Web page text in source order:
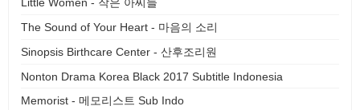
The Sound of Your Heart - 마음의 소리
Sinopsis Birthcare Center - 산후조리원
Nonton Drama Korea Black 2017 Subtitle Indonesia
Memorist - 메모리스트 Sub Indo